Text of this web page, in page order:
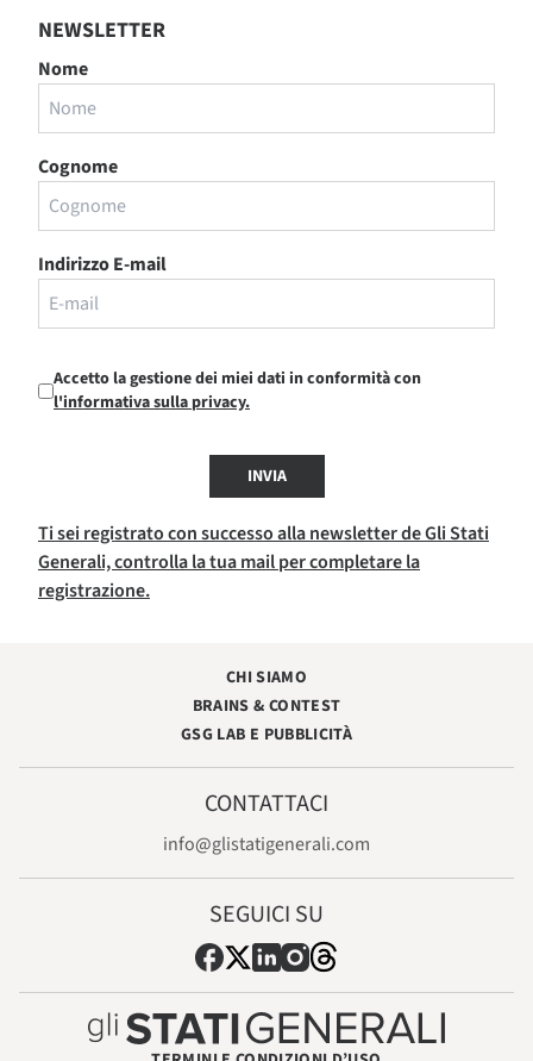
NEWSLETTER
Nome
Cognome
Indirizzo E-mail
Accetto la gestione dei miei dati in conformità con
l'informativa sulla privacy.
INVIA
Ti sei registrato con successo alla newsletter de Gli Stati
Generali, controlla la tua mail per completare la
registrazione.
CHI SIAMO
BRAINS & CONTEST
GSG LAB E PUBBLICITÀ
CONTATTACI
info@glistatigenerali.com
SEGUICI SU